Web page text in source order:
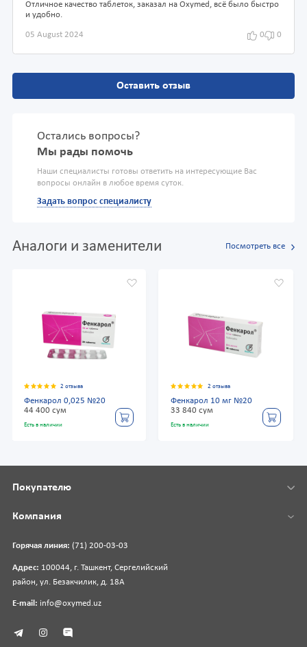
Отличное качество таблеток, заказал на Oxymed, всё было быстро
и удобно.
05 August 2024 0 0
Оставить отзыв
Остались вопросы?
Мы рады помочь
Наши специалисты готовы ответить на интересующие Вас
вопросы онлайн в любое время суток.
Задать вопрос специалисту
Аналоги и заменители Посмотреть все
2 отзыва
Фенкарол 0,025 №20
44 400 сум
Есть в наличии
2 отзыва
Фенкарол 10 мг №20
33 840 сум
Есть в наличии
Горячая линия: (71) 200-03-03
Адрес: 100044, г. Ташкент, Сергелийский
район, ул. Безакчилик, д. 18А
E-mail: info@oxymed.uz
Покупателю
Компания